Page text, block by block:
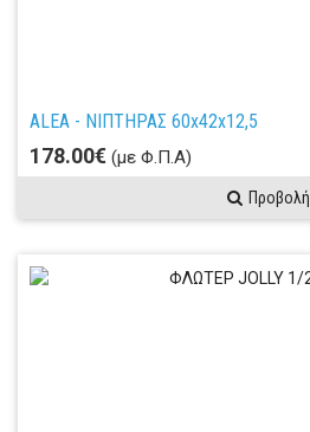
ALEA - ΝΙΠΤΗΡΑΣ 60x42x12,5
178.00€ (με Φ.Π.Α)
Προβολή